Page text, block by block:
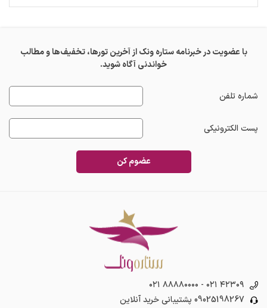
با عضویت در خبرنامه ستاره ونک از آخرین تورها، تخفیف‌ها و مطالب
خواندنی آگاه شوید.
شماره تلفن
پست الکترونیکی
عضوم کن
۰۲۱ ۸۸۸۸۰۰۰۰ - ۰۲۱ ۴۲۳۰۹
09025198267 پشتیبانی خرید آنلاین